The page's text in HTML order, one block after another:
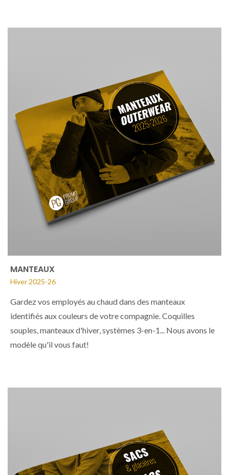
MANTEAUX
Hiver 2025-26
Gardez vos employés au chaud dans des manteaux
identifiés aux couleurs de votre compagnie. Coquilles
souples, manteaux d'hiver, systèmes 3-en-1... Nous avons le
modèle qu'il vous faut!